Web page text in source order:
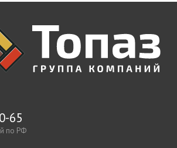
65
по РФ